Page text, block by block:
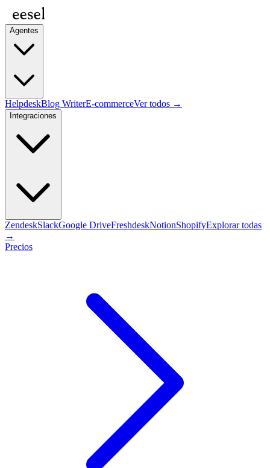
Agentes
HelpdeskBlog WriterE-commerceVer todos →
Integraciones
ZendeskSlackGoogle DriveFreshdeskNotionShopifyExplorar todas
→
Precios